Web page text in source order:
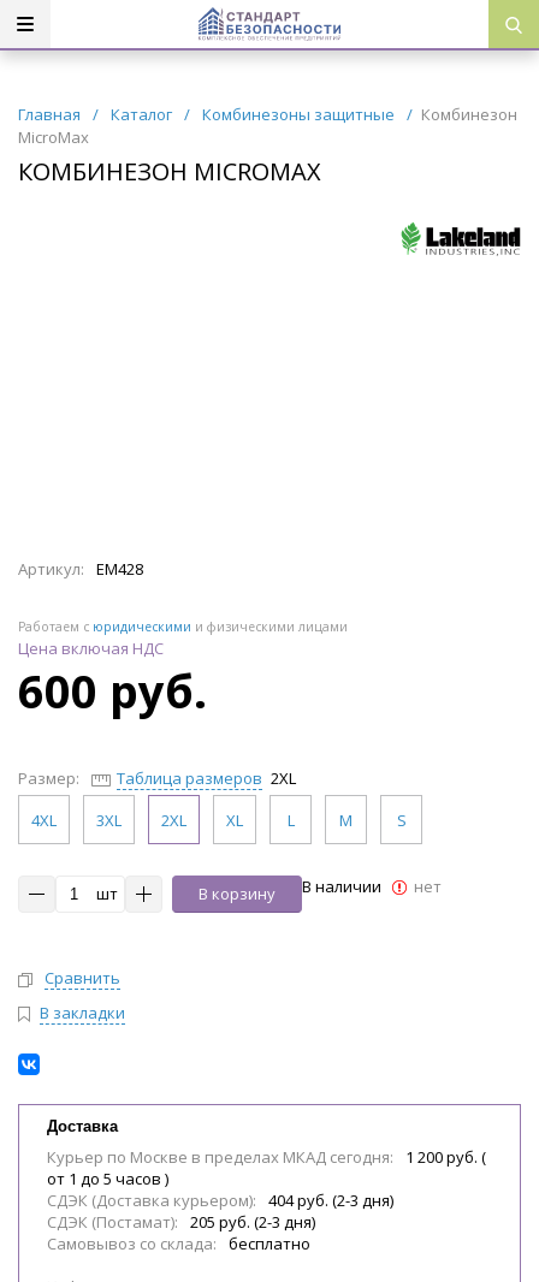
Главная / Каталог / Комбинезоны защитные / Комбинезон
MicroMax
КОМБИНЕЗОН MICROMAX
Артикул: EM428
Работаем с юридическими и физическими лицами
Цена включая НДС
600 руб.
Размер: Таблица размеров 2XL
4XL
3XL 2XL XL L M S
шт В корзину В наличии нет
Сравнить
В закладки
Доставка
Курьер по Москве в пределах МКАД сегодня:
1 200 руб. (
от 1 до 5 часов )
СДЭК (Доставка курьером):
404 руб. (2-3 дня)
СДЭК (Постамат):
205 руб. (2-3 дня)
Самовывоз со склада:
бесплатно